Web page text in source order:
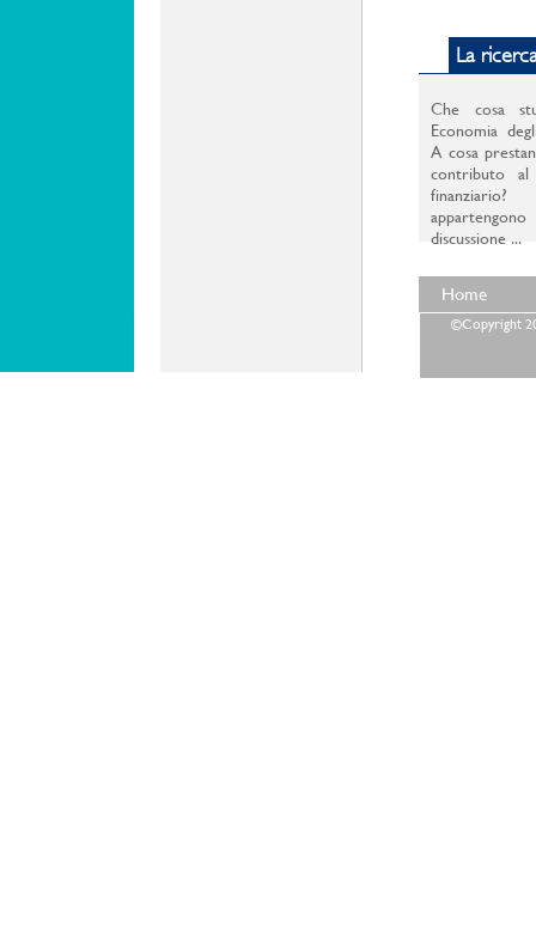
La
Che cosa
Economia
A cosa
contributo al
discussione ...
Home
©Copyright